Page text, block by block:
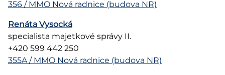
356 / MMO Nová radnice (budova NR)
Renáta Vysocká
specialista majetkové správy II.
+420 599 442 250
355A / MMO Nová radnice (budova NR)